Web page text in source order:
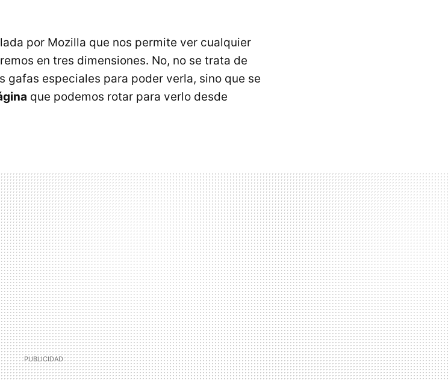
por Mozilla que nos permite ver cualquier
en tres dimensiones. No, no se trata de
gafas especiales para poder verla, sino que se
que podemos rotar para verlo desde